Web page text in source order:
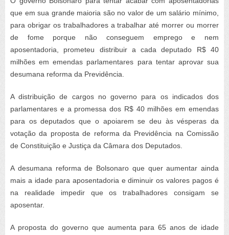
que em sua grande maioria são no valor de um salário mínimo,
para obrigar os trabalhadores a trabalhar até morrer ou morrer
de fome porque não conseguem emprego e nem
aposentadoria, prometeu distribuir a cada deputado R$ 40
milhões em emendas parlamentares para tentar aprovar sua
desumana reforma da Previdência.
A distribuição de cargos no governo para os indicados dos
parlamentares e a promessa dos R$ 40 milhões em emendas
para os deputados que o apoiarem se deu às vésperas da
votação da proposta de reforma da Previdência na Comissão
de Constituição e Justiça da Câmara dos Deputados.
A desumana reforma de Bolsonaro que quer aumentar ainda
mais a idade para aposentadoria e diminuir os valores pagos é
na realidade impedir que os trabalhadores consigam se
aposentar.
A proposta do governo que aumenta para 65 anos de idade